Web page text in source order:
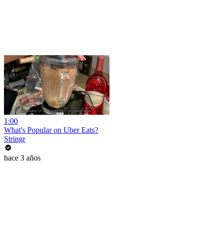
1:00
What's Popular on Uber Eats?
Stringr
hace 3 años